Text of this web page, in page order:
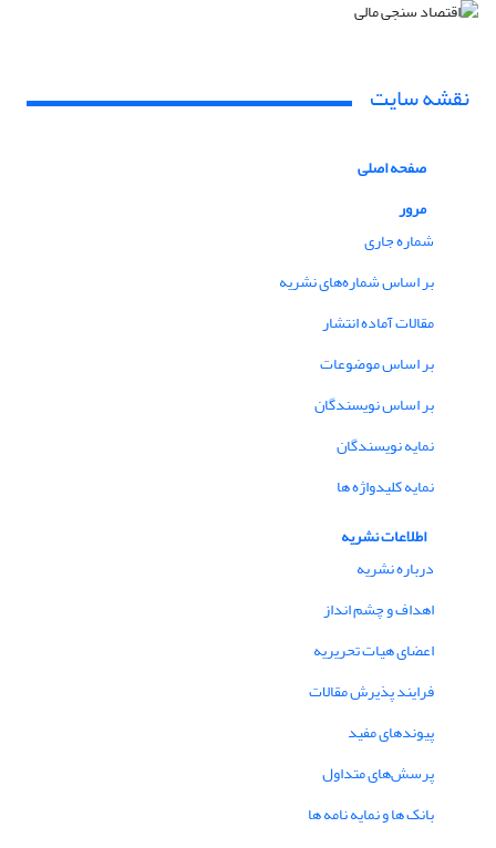
نقشه سایت
صفحه اصلی
مرور
شماره جاری
بر اساس شماره‌های نشریه
مقالات آماده انتشار
بر اساس موضوعات
بر اساس نویسندگان
نمایه نویسندگان
نمایه کلیدواژه ها
اطلاعات نشریه
درباره نشریه
اهداف و چشم انداز
اعضای هیات تحریریه
فرایند پذیرش مقالات
پیوندهای مفید
پرسش‌های متداول
بانک ها و نمایه نامه ها